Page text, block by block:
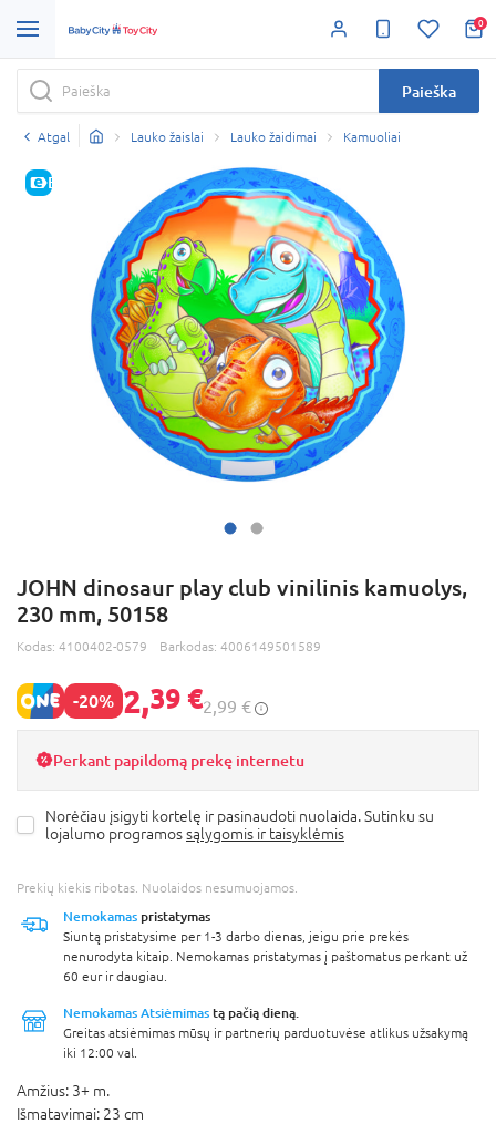
0
Paieška
Atgal Lauko žaislai Lauko žaidimai Kamuoliai
E-KAINA
JOHN dinosaur play club vinilinis kamuolys,
230 mm, 50158
Kodas: 4100402-0579 Barkodas: 4006149501589
-20% 2,39 €2,99 €
Perkant papildomą prekę internetu
Norėčiau įsigyti kortelę ir pasinaudoti nuolaida. Sutinku su
lojalumo programossąlygomis ir taisyklėmis
Prekių kiekis ribotas. Nuolaidos nesumuojamos.
Nemokamas pristatymas
Siuntą pristatysime per 1-3 darbo dienas, jeigu prie prekės
nenurodyta kitaip. Nemokamas pristatymas į paštomatus perkant už
60 eur ir daugiau.
Nemokamas Atsiėmimas tą pačią dieną.
Greitas atsiėmimas mūsų ir partnerių parduotuvėse atlikus užsakymą
iki 12:00 val.
Amžius: 3+ m.
Išmatavimai: 23 cm